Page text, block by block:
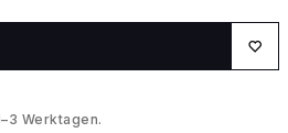
Werktagen.